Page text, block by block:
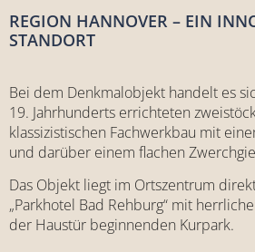
REGION HANNOVER – EIN
STANDORT
Bei dem Denkmalobjekt handelt es
19. Jahrhunderts errichteten
klassizistischen Fachwerkbau mit
und darüber einem flachen
Das Objekt liegt im Ortszentrum
„Parkhotel Bad Rehburg“ mit
der Haustür beginnenden Kurpark.